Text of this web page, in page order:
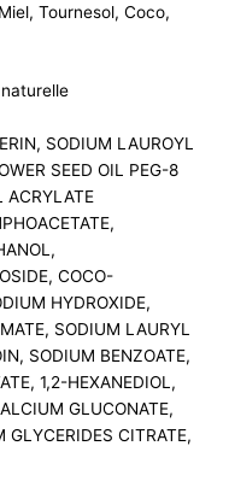
Tournesol, Coco,
SODIUM LAUROYL
SEED OIL PEG-8
ACRYLATE
COCO-
HYDROXIDE,
SODIUM LAURYL
SODIUM BENZOATE,
1,2-HEXANEDIOL,
GLUCONATE,
GLYCERIDES CITRATE,